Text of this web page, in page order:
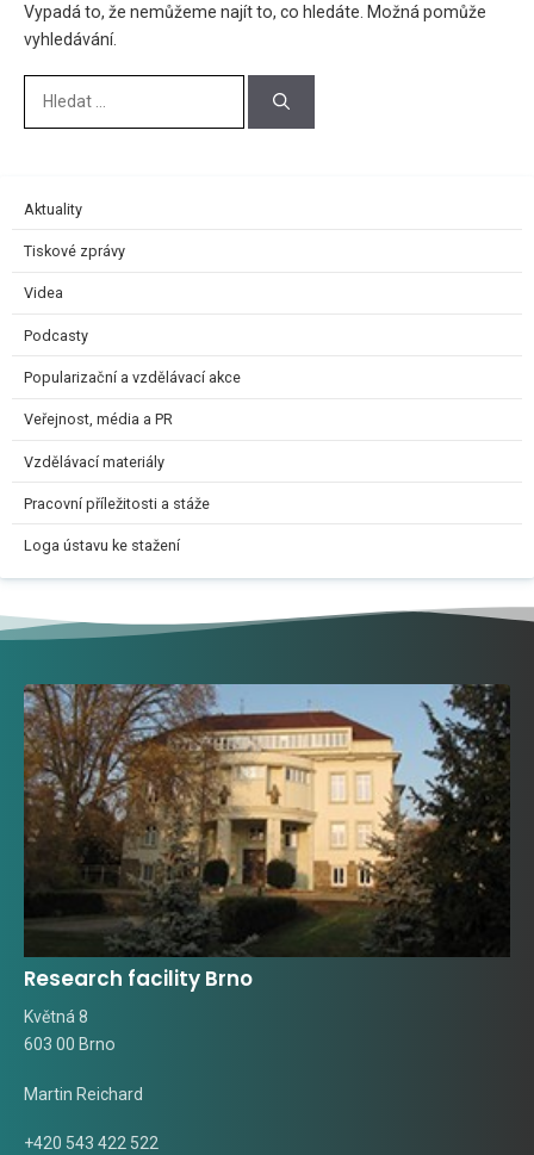
Vypadá to, že nemůžeme najít to, co hledáte. Možná pomůže
vyhledávání.
Aktuality
Tiskové zprávy
Videa
Podcasty
Popularizační a vzdělávací akce
Veřejnost, média a PR
Vzdělávací materiály
Pracovní příležitosti a stáže
Loga ústavu ke stažení
Research facility Brno
Květná 8
603 00 Brno
Martin Reichard
+420 543 422 522